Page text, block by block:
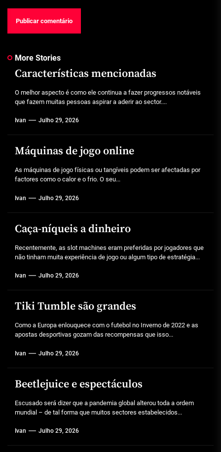
More Stories
Características mencionadas
O melhor aspecto é como ele continua a fazer progressos notáveis
que fazem muitas pessoas aspirar a aderir ao sector....
Ivan Julho 29, 2026
Máquinas de jogo online
As máquinas de jogo físicas ou tangíveis podem ser afectadas por
factores como o calor e o frio. O seu...
Ivan Julho 29, 2026
Caça-níqueis a dinheiro
Recentemente, as slot machines eram preferidas por jogadores que
não tinham muita experiência de jogo ou algum tipo de estratégia...
Ivan Julho 29, 2026
Tiki Tumble são grandes
Como a Europa enlouquece com o futebol no Inverno de 2022 e as
apostas desportivas gozam das recompensas que isso...
Ivan Julho 29, 2026
Beetlejuice e espectáculos
Escusado será dizer que a pandemia global alterou toda a ordem
mundial – de tal forma que muitos sectores estabelecidos...
Ivan Julho 29, 2026